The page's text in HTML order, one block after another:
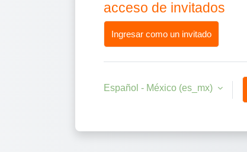
acceso de invitados
Ingresar como un invitado
Español - México ‎(es_mx)‎